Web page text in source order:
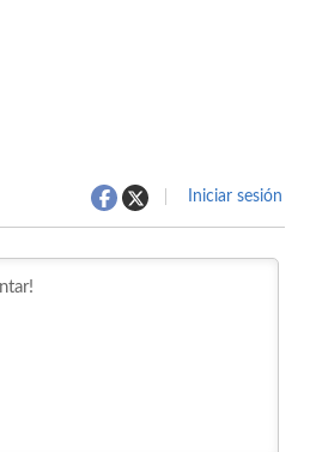
Iniciar sesión